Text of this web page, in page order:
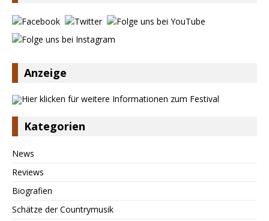
Anzeige
Kategorien
News
Reviews
Biografien
Schätze der Countrymusik